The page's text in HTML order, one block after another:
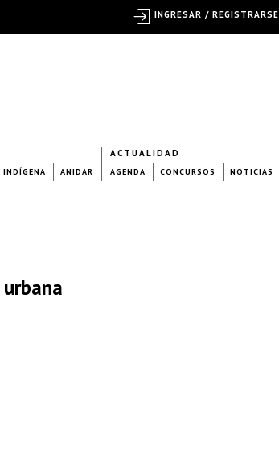
INDÍGENA ANIDAR
ACTUALIDAD
AGENDA CONCURSOS NOTICIAS
INGRESAR / REGISTRARSE